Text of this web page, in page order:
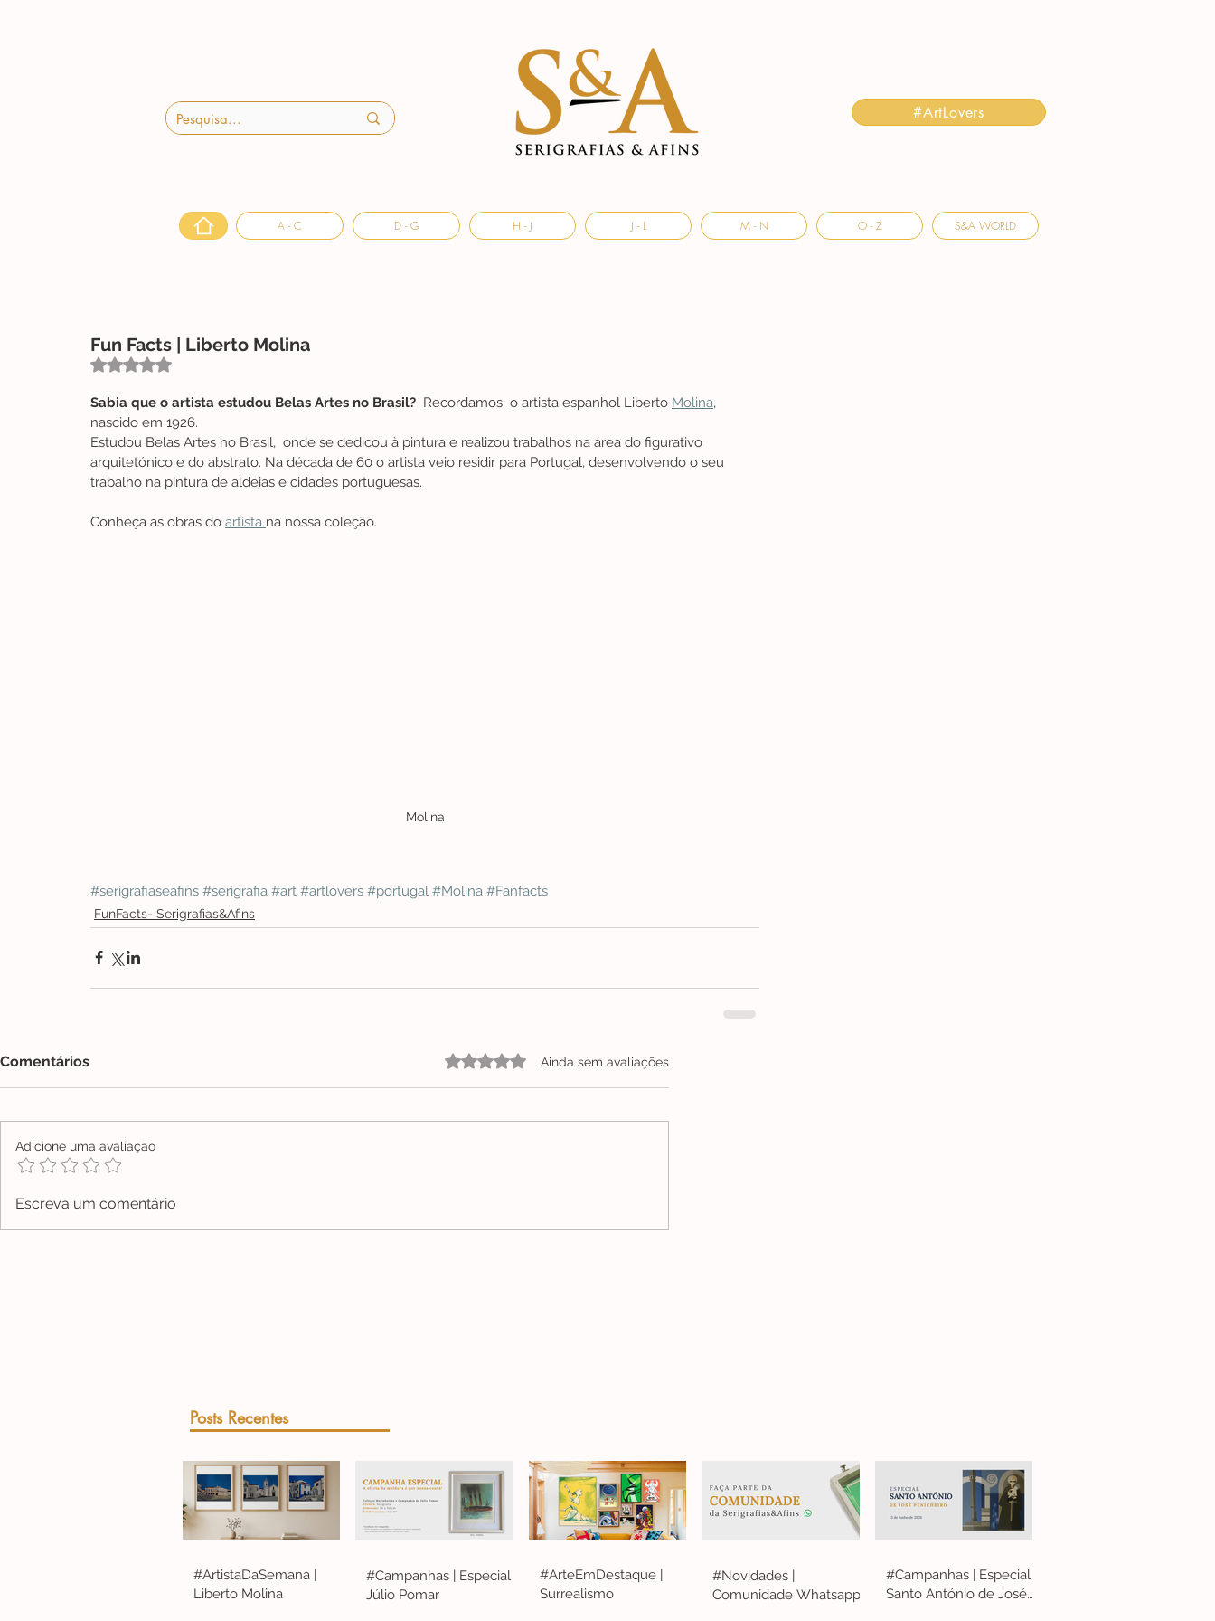
#ArtLovers
A - C D - G H - J J - L M - N O - Z S&A WORLD
Fun Facts | Liberto Molina
Avaliado com NaN de 5 estrelas.
Sabia que o artista estudou Belas Artes no Brasil? Recordamos  o artista espanhol Liberto Molina,
nascido em 1926.
Estudou Belas Artes no Brasil,  onde se dedicou à pintura e realizou trabalhos na área do figurativo
arquitetónico e do abstrato. Na década de 60 o artista veio residir para Portugal, desenvolvendo o seu
trabalho na pintura de aldeias e cidades portuguesas.
Conheça as obras do artista na nossa coleção.
Molina
#serigrafiaseafins #serigrafia #art #artlovers #portugal #Molina #Fanfacts
FunFacts- Serigrafias&Afins
Comentários Avaliado com 0 de 5 estrelas.
Ainda sem avaliações
Adicione uma avaliação
Escreva um comentário
Posts Recentes
#ArtistaDaSemana |
Liberto Molina
#Campanhas | Especial
Júlio Pomar
#ArteEmDestaque |
Surrealismo
#Novidades |
Comunidade Whatsapp
#Campanhas | Especial
Santo António de José